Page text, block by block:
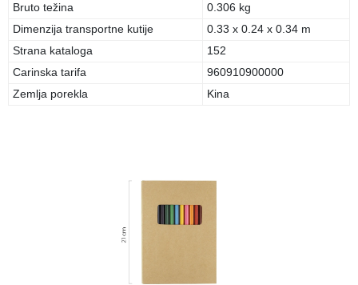
Bruto težina
0.306 kg
Dimenzija transportne kutije
0.33 x 0.24 x 0.34 m
Strana kataloga
152
Carinska tarifa
960910900000
Zemlja porekla
Kina